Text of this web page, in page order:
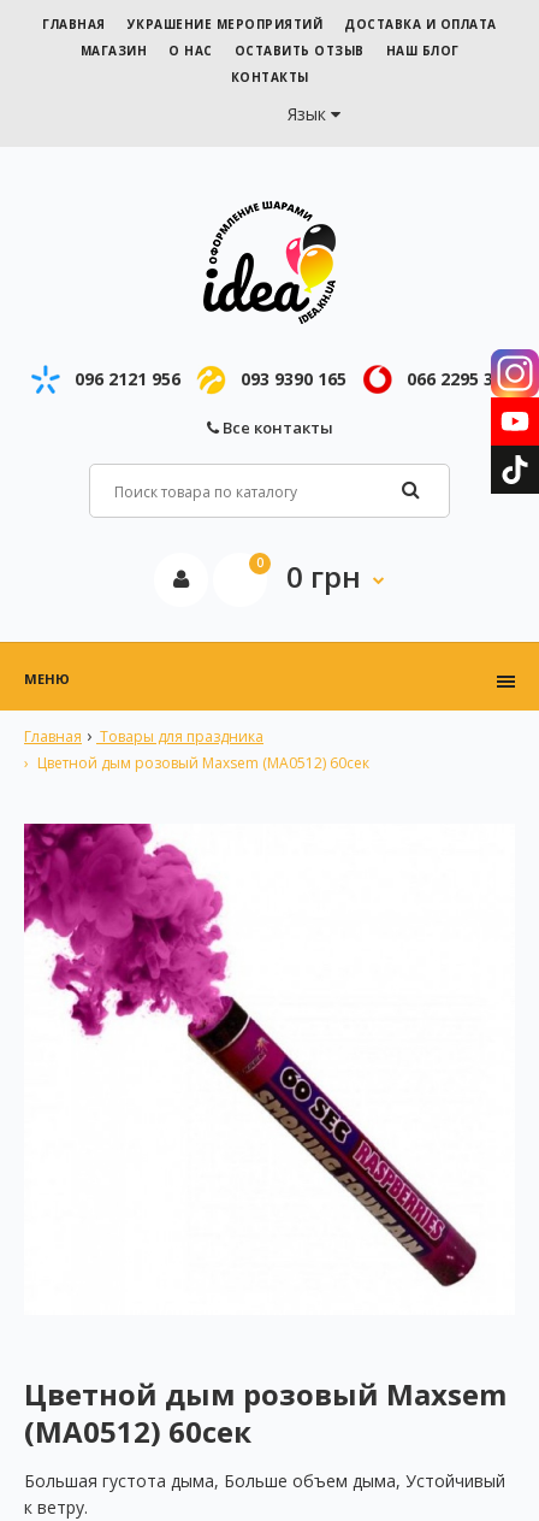
ГЛАВНАЯ УКРАШЕНИЕ МЕРОПРИЯТИЙ
ДОСТАВКА И ОПЛАТА
МАГАЗИН
О НАС ОСТАВИТЬ ОТЗЫВ
НАШ БЛОГ
КОНТАКТЫ
Язык
096 2121 956 093 9390 165 066 2295 343
Все контакты
0 0 грн
МЕНЮ
Главная
Товары для праздника
Цветной дым розовый Maxsem (MA0512) 60сек
Цветной дым розовый Maxsem
(MA0512) 60сек
Большая густота дыма, Больше объем дыма, Устойчивый
к ветру.